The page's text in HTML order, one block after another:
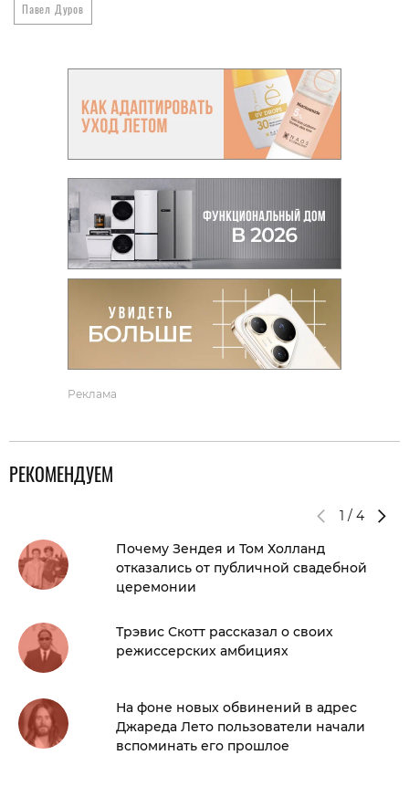
Павел Дуров
Реклама
РЕКОМЕНДУЕМ
1 / 4
Почему Зендея и Том Холланд
отказались от публичной свадебной
церемонии
Трэвис Скотт рассказал о своих
режиссерских амбициях
На фоне новых обвинений в адрес
Джареда Лето пользователи начали
вспоминать его прошлое